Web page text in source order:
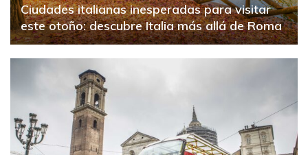
Ciudades italianas inesperadas para visitar
este otoño: descubre Italia más allá de Roma